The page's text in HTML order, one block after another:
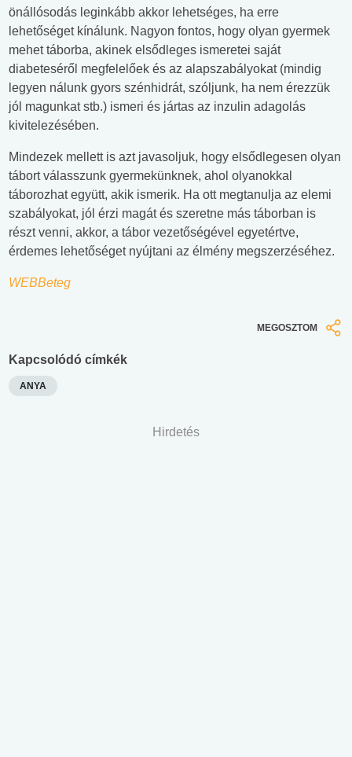
önállósodás leginkább akkor lehetséges, ha erre
lehetőséget kínálunk. Nagyon fontos, hogy olyan gyermek
mehet táborba, akinek elsődleges ismeretei saját
diabeteséről megfelelőek és az alapszabályokat (mindig
legyen nálunk gyors szénhidrát, szóljunk, ha nem érezzük
jól magunkat stb.) ismeri és jártas az inzulin adagolás
kivitelezésében.
Mindezek mellett is azt javasoljuk, hogy elsődlegesen olyan
tábort válasszunk gyermekünknek, ahol olyanokkal
táborozhat együtt, akik ismerik. Ha ott megtanulja az elemi
szabályokat, jól érzi magát és szeretne más táborban is
részt venni, akkor, a tábor vezetőségével egyetértve,
érdemes lehetőséget nyújtani az élmény megszerzéséhez.
WEBBeteg
MEGOSZTOM
Kapcsolódó címkék
ANYA
Hirdetés